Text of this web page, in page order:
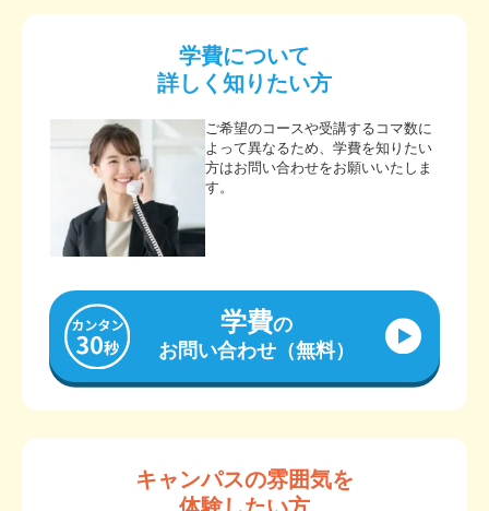
学費について
詳しく知りたい方
ご希望のコースや受講するコマ数に
よって異なるため、学費を知りたい
方はお問い合わせをお願いいたしま
す。
学費の
お問い合わせ（無料）
キャンパスの雰囲気を